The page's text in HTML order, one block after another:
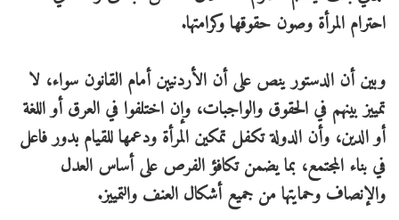
احترام المرأة وصون حقوقها وكرامتها.
وبين أن الدستور ينص على أن الأردنيين أمام القانون سواء، لا
تمييز بينهم في الحقوق والواجبات، وإن اختلفوا في العرق أو اللغة
أو الدين، وأن الدولة تكفل تمكين المرأة ودعمها للقيام بدور فاعل
في بناء المجتمع، بما يضمن تكافؤ الفرص على أساس العدل
والإنصاف وحمايتها من جميع أشكال العنف والتمييز.